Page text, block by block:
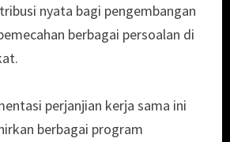
nyata bagi pengembangan
berbagai persoalan di
perjanjian kerja sama ini
berbagai program